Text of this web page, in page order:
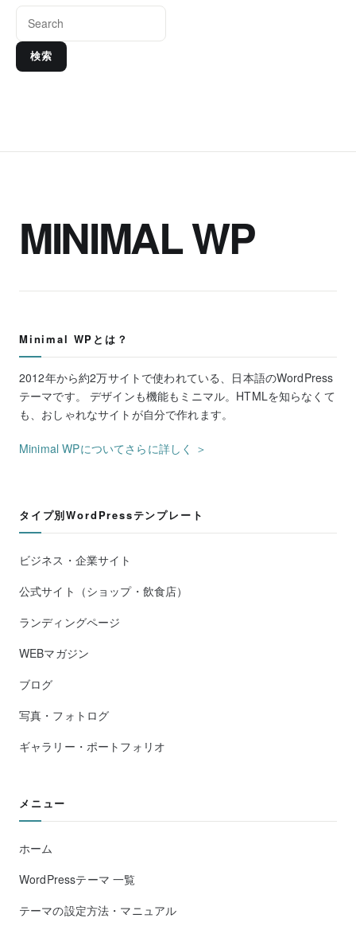
検索
MINIMAL WP
Minimal WPとは？
2012年から約2万サイトで使われている、日本語のWordPress
テーマです。 デザインも機能もミニマル。HTMLを知らなくて
も、おしゃれなサイトが自分で作れます。
Minimal WPについてさらに詳しく ＞
タイプ別WordPressテンプレート
ビジネス・企業サイト
公式サイト（ショップ・飲食店）
ランディングページ
WEBマガジン
ブログ
写真・フォトログ
ギャラリー・ポートフォリオ
メニュー
ホーム
WordPressテーマ 一覧
テーマの設定方法・マニュアル